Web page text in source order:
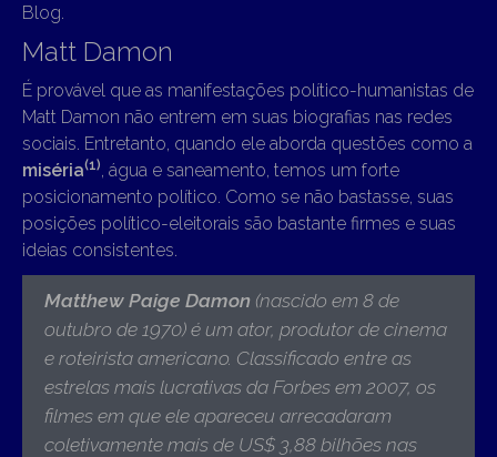
Blog.
Matt Damon
É provável que as manifestações político-humanistas de
Matt Damon não entrem em suas biografias nas redes
sociais. Entretanto, quando ele aborda questões como a
miséria(1), água e saneamento, temos um forte
posicionamento político. Como se não bastasse, suas
posições político-eleitorais são bastante firmes e suas
ideias consistentes.
Matthew Paige Damon (nascido em 8 de
outubro de 1970) é um ator, produtor de cinema
e roteirista americano. Classificado entre as
estrelas mais lucrativas da Forbes em 2007, os
filmes em que ele apareceu arrecadaram
coletivamente mais de US$ 3,88 bilhões nas